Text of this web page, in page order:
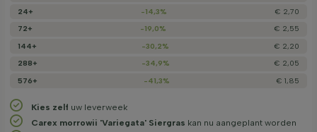
24+
-14,3%
€ 2,70
72+
-19,0%
€ 2,55
144+
-30,2%
€ 2,20
288+
-34,9%
€ 2,05
576+
-41,3% € 1,85
Kies zelf uw leverweek
Carex morrowii 'Variegata' Siergras kan nu aangeplant worden